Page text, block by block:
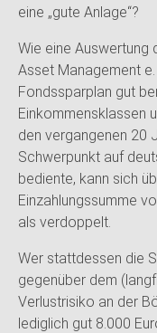
eine „gute Anlage“?
Wie eine Auswertung
Asset Management
Fondssparplan gut
Einkommensklassen
den vergangenen 20
Schwerpunkt auf
bediente, kann sich
Einzahlungssumme
als verdoppelt.
Wer stattdessen die
gegenüber dem
Verlustrisiko an der
lediglich gut 8.000